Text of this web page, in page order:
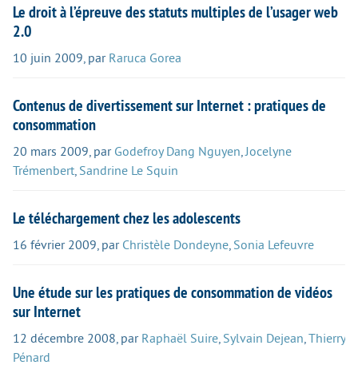
Le droit à l’épreuve des statuts multiples de l’usager web
2.0
10 juin 2009, par Raruca Gorea
Contenus de divertissement sur Internet : pratiques de
consommation
20 mars 2009, par Godefroy Dang Nguyen,Jocelyne
Trémenbert, Sandrine Le Squin
Le téléchargement chez les adolescents
16 février 2009, par Christèle Dondeyne, Sonia Lefeuvre
Une étude sur les pratiques de consommation de vidéos
sur Internet
12 décembre 2008, par Raphaël Suire, Sylvain Dejean,Thierry
Pénard